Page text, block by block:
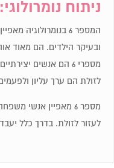
ניתוח נומרולוגי:
ובעיקר הילדים. הם מאוד
מספרי 6 הם אנשים
לזולת הם ערך עליון
מספר 6 מאפיין
לעזור לזולת. בדרך כלל